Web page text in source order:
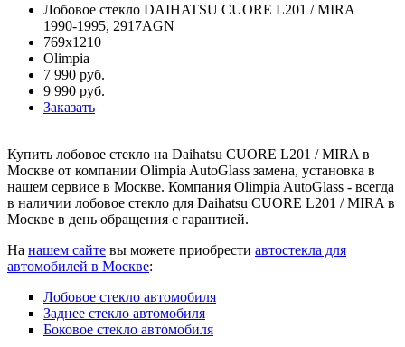
Лобовое стекло DAIHATSU CUORE L201 / MIRA
1990-1995, 2917AGN
769x1210
Olimpia
7 990 руб.
9 990 руб.
Заказать
Купить лобовое стекло на Daihatsu CUORE L201 / MIRA в
Москве от компании Olimpia AutoGlass замена, установка в
нашем сервисе в Москве. Компания Olimpia AutoGlass - всегда
в наличии лобовое стекло для Daihatsu CUORE L201 / MIRA в
Москве в день обращения с гарантией.
На нашем сайте вы можете приобрести автостекла для
автомобилей в Москве:
Лобовое стекло автомобиля
Заднее стекло автомобиля
Боковое стекло автомобиля